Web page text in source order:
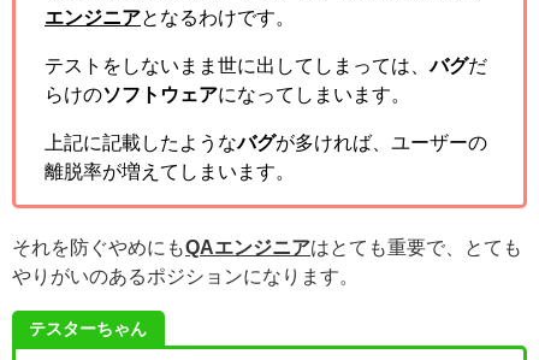
エンジニアとなるわけです。
テストをしないまま世に出してしまっては、バグだ
らけのソフトウェアになってしまいます。
上記に記載したようなバグが多ければ、ユーザーの
離脱率が増えてしまいます。
それを防ぐやめにもQAエンジニアはとても重要で、とても
やりがいのあるポジションになります。
テスターちゃん